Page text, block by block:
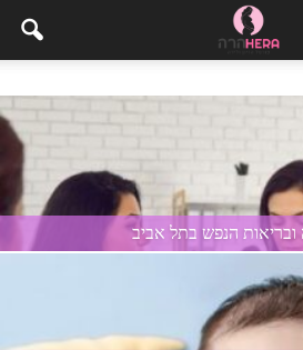
ובריאות הנפש בתל אביב